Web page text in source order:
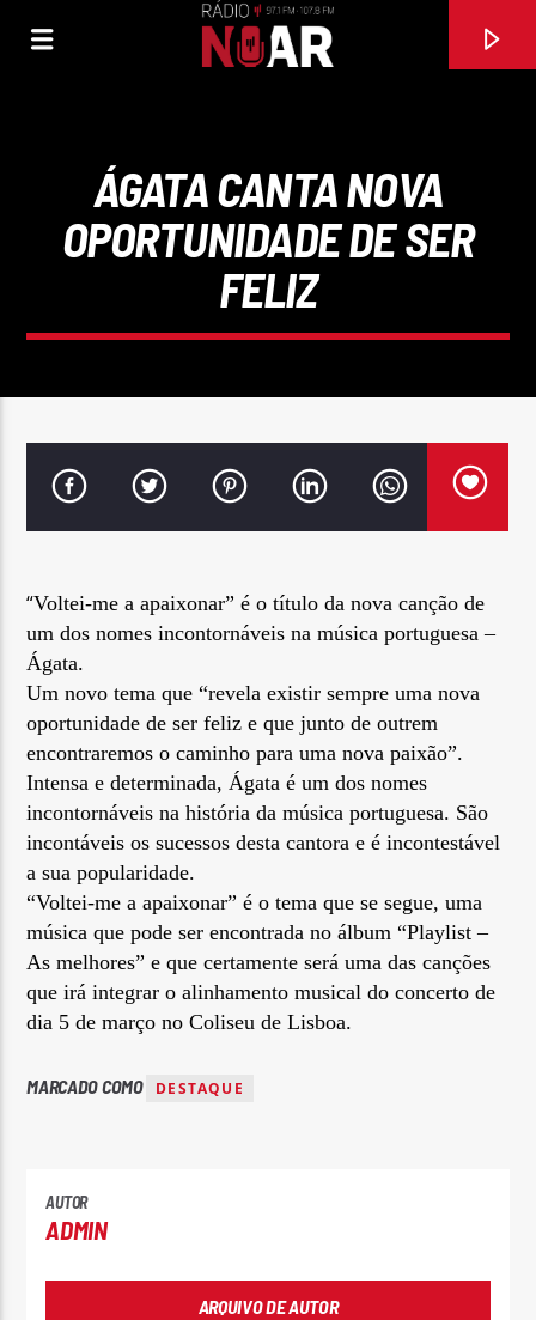
EU SEM TI NÃO SOU NADA
Rádio No ar
ÁGATA CANTA NOVA
OPORTUNIDADE DE SER
FELIZ
“Voltei-me a apaixonar” é o título da nova canção de
um dos nomes incontornáveis na música portuguesa –
Ágata.
Um novo tema que “revela existir sempre uma nova
oportunidade de ser feliz e que junto de outrem
encontraremos o caminho para uma nova paixão”.
Intensa e determinada, Ágata é um dos nomes
incontornáveis na história da música portuguesa. São
incontáveis os sucessos desta cantora e é incontestável
a sua popularidade.
“Voltei-me a apaixonar” é o tema que se segue, uma
música que pode ser encontrada no álbum “Playlist –
As melhores” e que certamente será uma das canções
que irá integrar o alinhamento musical do concerto de
dia 5 de março no Coliseu de Lisboa.
MARCADO COMO DESTAQUE
AUTOR
ADMIN
ARQUIVO DE AUTOR